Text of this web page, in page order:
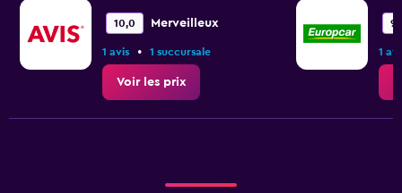
10,0 Merveilleux
1 avis • 1 succursale
Voir les prix
1